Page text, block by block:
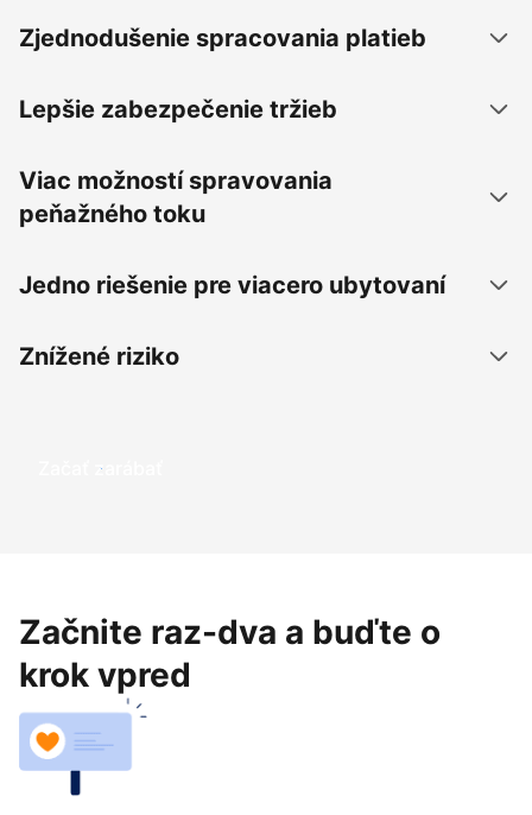
Zjednodušenie spracovania platieb
Lepšie zabezpečenie tržieb
Viac možností spravovania
peňažného toku
Jedno riešenie pre viacero ubytovaní
Znížené riziko
Začať zarábať
Začnite raz-dva a buďte o
krok vpred